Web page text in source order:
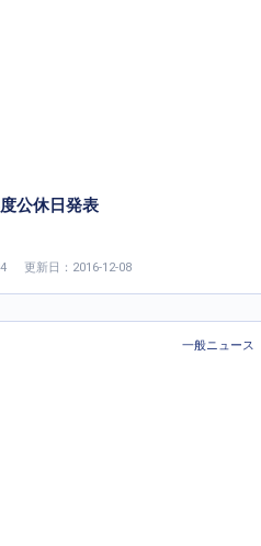
公休日発表
更新日：2016-12-08
一般ニュース